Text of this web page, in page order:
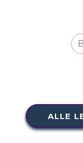
ALLE